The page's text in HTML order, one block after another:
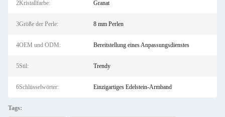
2Kristallfarbe: Granat
3Größe der Perle: 8 mm Perlen
4OEM und ODM: Bereitstellung eines Anpassungsdienstes
5Stil: Trendy
6Schlüsselwörter: Einzigartiges Edelstein-Armband
Tags: